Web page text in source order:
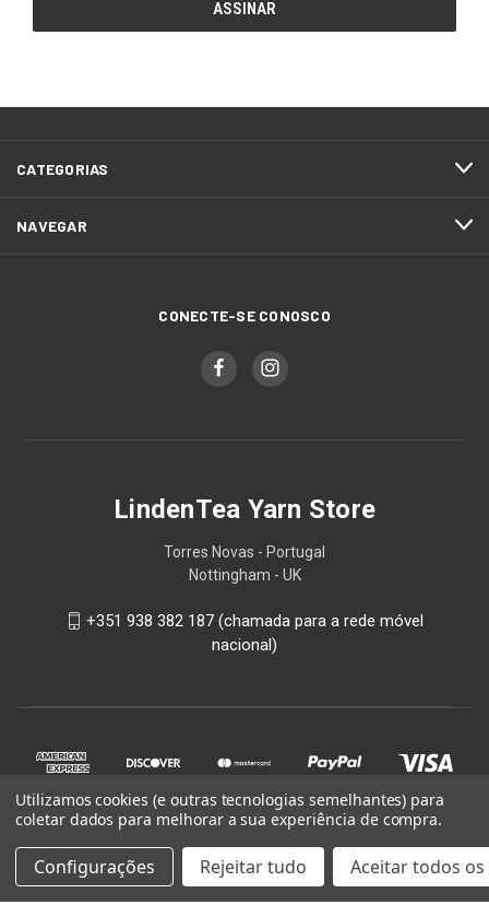
CATEGORIAS
NAVEGAR
CONECTE-SE CONOSCO
LindenTea Yarn Store
Torres Novas - Portugal
Nottingham - UK
+351 938 382 187 (chamada para a rede móvel
nacional)
© 2026 LindenTea Yarn Store
Utilizamos cookies (e outras tecnologias semelhantes) para
coletar dados para melhorar a sua experiência de compra.
Configurações Rejeitar tudo Aceitar todos